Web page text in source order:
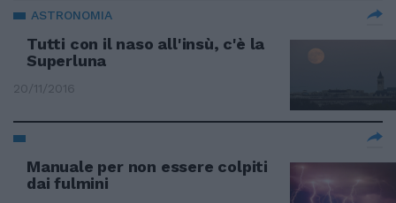
ASTRONOMIA
Tutti con il naso all'insù, c'è la
Superluna
20/11/2016
Manuale per non essere colpiti
dai fulmini